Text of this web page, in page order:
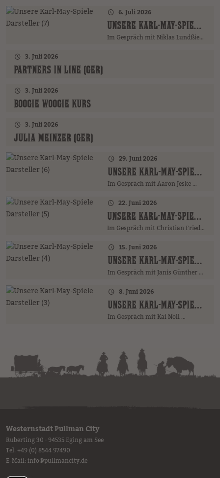
6. Juli 2026
UNSERE KARL-MAY-SPIELE DARSTELLER (7)
Im Gespräch mit Niklas Lundßien …
3. Juli 2026
PARTNERS IN LINE (GER)
3. Juli 2026
BOOGIE WOOGIE KURS
3. Juli 2026
JULIA MEINZER (GER)
29. Juni 2026
UNSERE KARL-MAY-SPIELE DARSTELLER (6)
Im Gespräch mit Aaron Jeske …
22. Juni 2026
UNSERE KARL-MAY-SPIELE DARSTELLER (5)
Im Gespräch mit Christian Friedrich …
15. Juni 2026
UNSERE KARL-MAY-SPIELE DARSTELLER (4)
Im Gespräch mit Janis Günther …
8. Juni 2026
UNSERE KARL-MAY-SPIELE DARSTELLER (3)
Im Gespräch mit Kai Noll …
Westernstadt Pullman City
Ruberting 30 · 94535 Eging am See
Tel. +49 (0) 8544 97490
E-Mail:info@pullmancity.de